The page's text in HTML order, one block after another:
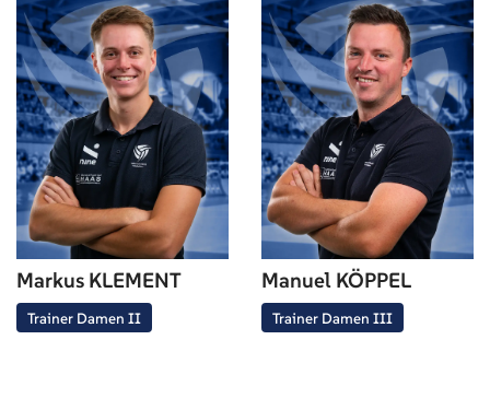
Markus KLEMENT
Trainer Damen II
Manuel KÖPPEL
Trainer Damen III